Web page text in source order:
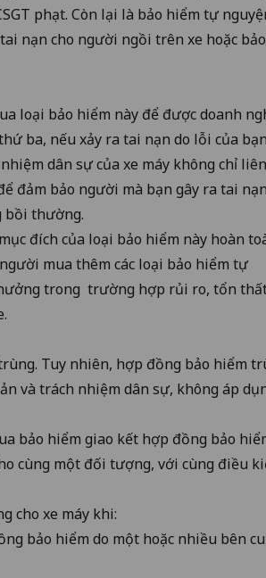
phạt. Còn lại là bảo hiểm tự
nạn cho người ngồi trên xe hoặc bảo
loại bảo hiểm này để được doanh
ba, nếu xảy ra tai nạn do lỗi của
dân sự của xe máy không chỉ liên
đảm bảo người mà bạn gây ra tai
bồi thường.
đích của loại bảo hiểm này hoàn
mua thêm các loại bảo hiểm tự
trong trường hợp rủi ro, tổn
Tuy nhiên, hợp đồng bảo hiểm
và trách nhiệm dân sự, không áp
bảo hiểm giao kết hợp đồng bảo
cùng một đối tượng, với cùng điều
cho xe máy khi:
bảo hiểm do một hoặc nhiều bên